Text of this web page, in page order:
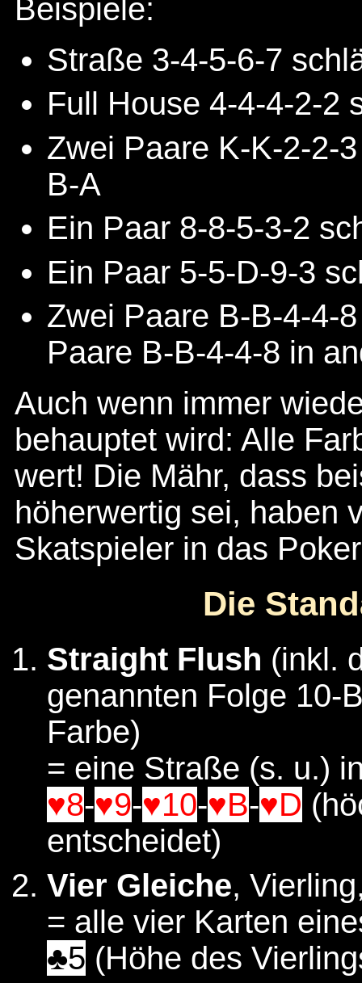
Beispiele:
Straße 3-4-5-6-7
Full House 4-4-4-2-2
Zwei Paare K-K-2-2-
B-A
Ein Paar 8-8-5-3-2
Ein Paar 5-5-D-9-3
Zwei Paare B-B-4-4-
Paare B-B-4-4-8 in
Auch wenn immer
behauptet wird: Alle
wert! Die Mähr, dass
höherwertig sei, haben
Skatspieler in das
Die
Straight Flush (inkl.
genannten Folge 10-
Farbe)
= eine Straße (s. u.)
♥8-♥9-♥10-♥B-♥D
entscheidet)
Vier Gleiche,
= alle vier Karten
♣5 (Höhe des